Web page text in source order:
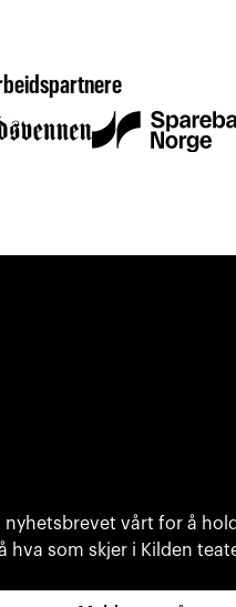
nyhetsbrevet vårt for å
hva som skjer i Kilden